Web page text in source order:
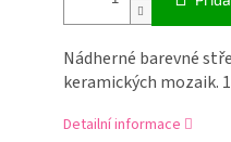
Nádherné barevné
keramických mozaik.
Detailní informace